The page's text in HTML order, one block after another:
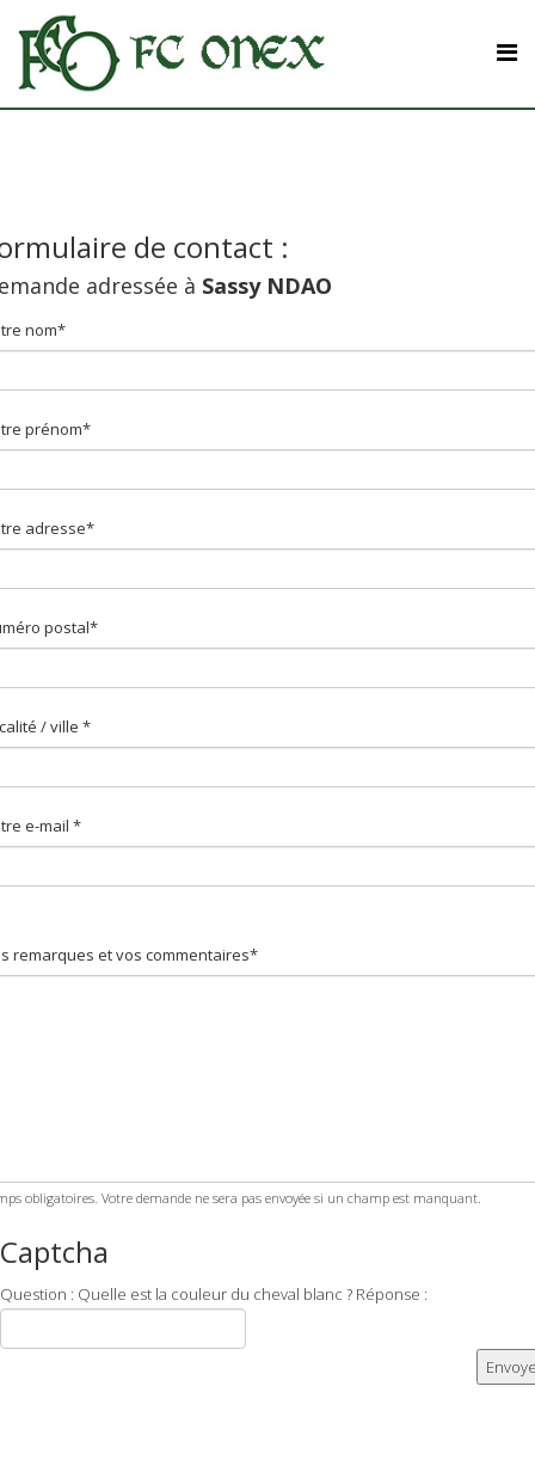
de contact :
adressée à Sassy NDAO
nom*
prénom*
adresse*
postal*
/ ville *
e-mail *
remarques et vos commentaires*
obligatoires. Votre demande ne sera pas envoyée si un champ est manquant.
Captcha
Question : Quelle est la couleur du cheval blanc ? Réponse :